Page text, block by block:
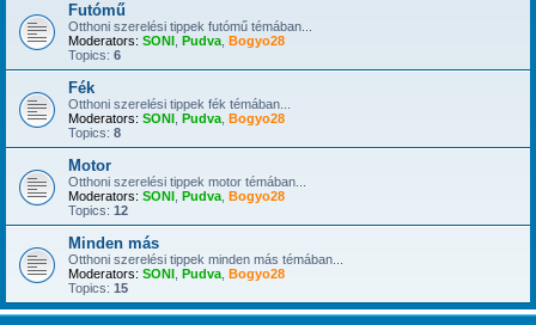
Futómű
Otthoni szerelési tippek futómű témában...
Moderators: SONI Pudva Bogyo28
Topics: 6
Fék
Otthoni szerelési tippek fék témában...
Moderators: SONI Pudva Bogyo28
Topics: 8
Motor
Otthoni szerelési tippek motor témában...
Moderators: SONI Pudva Bogyo28
Topics: 12
Minden más
Otthoni szerelési tippek minden más témában...
Moderators: SONI Pudva Bogyo28
Topics: 15